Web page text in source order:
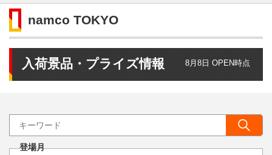
namco TOKYO
入荷景品・プライズ情報 8月8日 OPEN時点
登場月